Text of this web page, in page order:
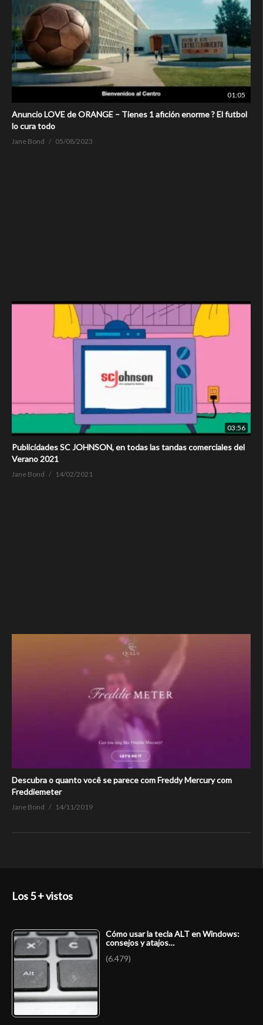
01:05
Anuncio LOVE de ORANGE – Tienes 1 afición enorme ? El futbol
lo cura todo
Jane Bond 05/08/2023
03:56
Publicidades SC JOHNSON, en todas las tandas comerciales del
Verano 2021
Jane Bond 14/02/2021
Descubra o quanto você se parece com Freddy Mercury com
Freddiemeter
Jane Bond 14/11/2019
Los 5 + vistos
Cómo usar la tecla ALT en Windows:
consejos y atajos…
(6.479)